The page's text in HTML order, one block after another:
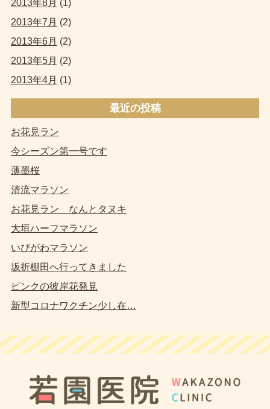
2013年8月 (1)
2013年7月 (2)
2013年6月 (2)
2013年5月 (2)
2013年4月 (1)
最近の投稿
お花見ラン
今シーズン第一号です
薄墨桜
清流マラソン
お花見ラン なんとタヌキ
大垣ハーフマラソン
いびがわマラソン
坂折棚田へ行ってきました
ピンクの彼岸花発見
新型コロナワクチン少し在…